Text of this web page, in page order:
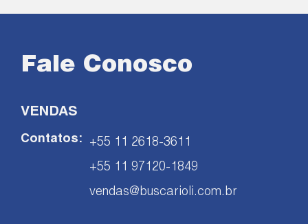
Fale Conosco
VENDAS
Contatos:
+55 11 2618-3611
+55 11 97120-1849
vendas@buscarioli.com.br